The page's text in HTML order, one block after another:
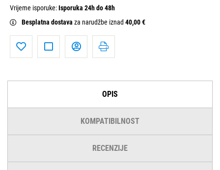
Vrijeme isporuke:Isporuka 24h do 48h
Besplatna dostava za narudžbe iznad 40,00 €
OPIS
KOMPATIBILNOST
RECENZIJE